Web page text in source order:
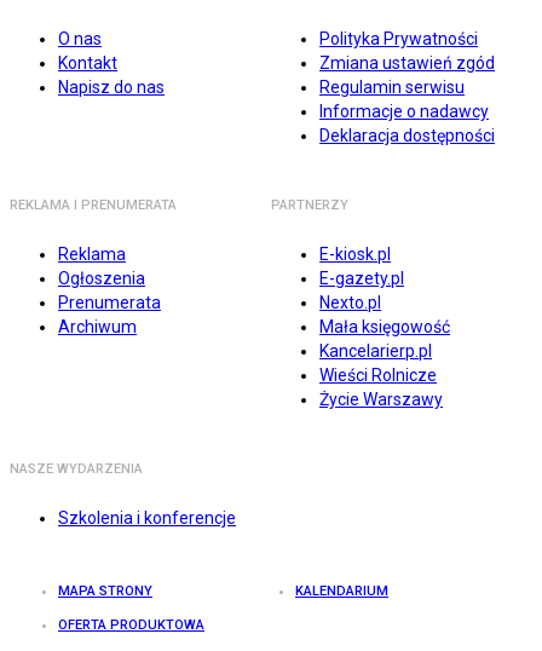
O nas
Kontakt
Napisz do nas
Polityka Prywatności
Zmiana ustawień zgód
Regulamin serwisu
Informacje o nadawcy
Deklaracja dostępności
REKLAMA I PRENUMERATA
Reklama
Ogłoszenia
Prenumerata
Archiwum
PARTNERZY
E-kiosk.pl
E-gazety.pl
Nexto.pl
Mała księgowość
Kancelarierp.pl
Wieści Rolnicze
Życie Warszawy
NASZE WYDARZENIA
Szkolenia i konferencje
MAPA STRONY KALENDARIUM
OFERTA PRODUKTOWA